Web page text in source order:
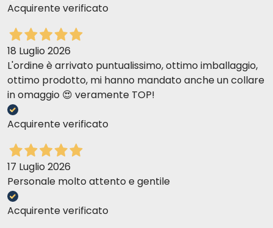
Acquirente verificato
18 Luglio 2026
L'ordine è arrivato puntualissimo, ottimo imballaggio,
ottimo prodotto, mi hanno mandato anche un collare
in omaggio 😍 veramente TOP!
Acquirente verificato
17 Luglio 2026
Personale molto attento e gentile
Acquirente verificato